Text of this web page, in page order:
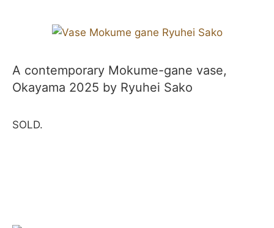
A contemporary Mokume-gane vase,
Okayama 2025 by Ryuhei Sako
SOLD.